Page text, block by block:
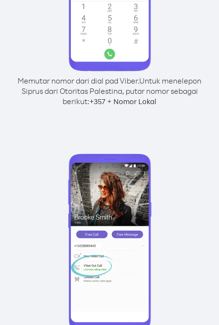
Memutar nomor dari dial pad Viber.Untuk menelepon
Siprus dari Otoritas Palestina, putar nomor sebagai
berikut:+357 + Nomor Lokal